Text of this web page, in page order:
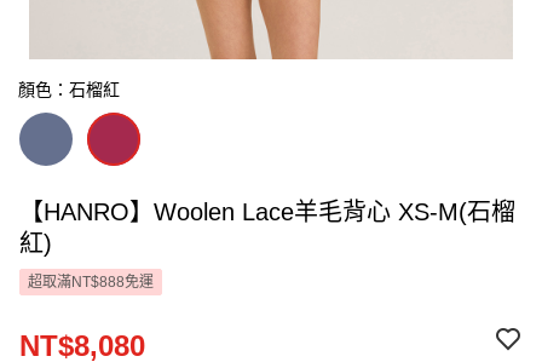
顏色：石榴紅
【HANRO】Woolen Lace羊毛背心 XS-M(石榴
紅)
超取滿NT$888免運
NT$8,080